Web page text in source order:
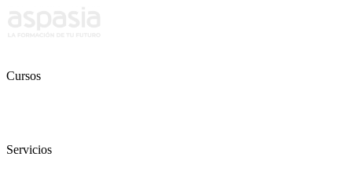
Cursos
Servicios